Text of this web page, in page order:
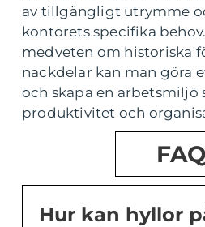
av tillgängligt utrymme
kontorets specifika
medveten om historiska
nackdelar kan man göra
och skapa en arbetsmiljö
produktivitet och
FAQ
Hur kan hyllor